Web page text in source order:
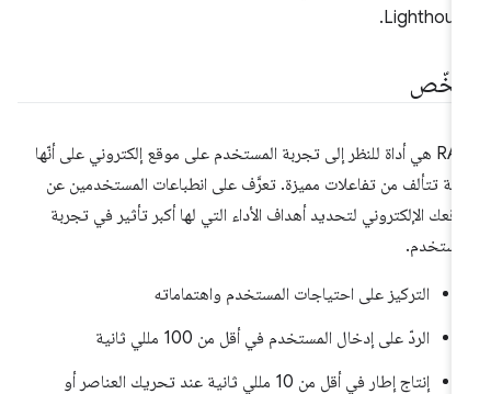
‫RAIL هي أداة للنظر إلى تجربة المستخدم على موقع إلكتروني على أنّها
تتألف من تفاعلات مميزة. تعرَّف على انطباعات المستخدمين عن
الإلكتروني لتحديد أهداف الأداء التي لها أكبر تأثير في تجربة
التركيز على احتياجات المستخدم واهتماماته
الردّ على إدخال المستخدم في أقل من 100 مللي ثانية
إنتاج إطار في أقل من 10 مللي ثانية عند تحريك العناصر أو